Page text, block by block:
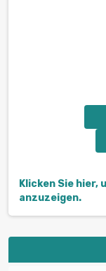
Klicken Sie
anzuzeigen.